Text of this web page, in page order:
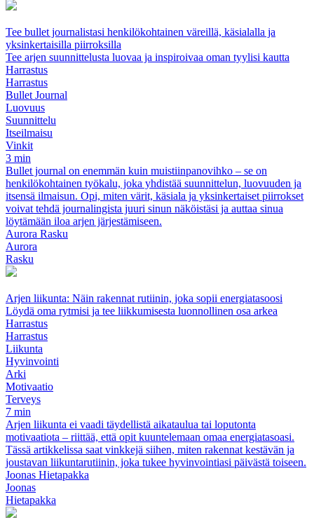
Tee bullet journalistasi henkilökohtainen väreillä, käsialalla ja
yksinkertaisilla piirroksilla
Tee arjen suunnittelusta luovaa ja inspiroivaa oman tyylisi kautta
Harrastus
Harrastus
Bullet Journal
Luovuus
Suunnittelu
Itseilmaisu
Vinkit
3 min
Bullet journal on enemmän kuin muistiinpanovihko – se on
henkilökohtainen työkalu, joka yhdistää suunnittelun, luovuuden ja
itsensä ilmaisun. Opi, miten värit, käsiala ja yksinkertaiset piirrokset
voivat tehdä journalingista juuri sinun näköistäsi ja auttaa sinua
löytämään iloa arjen järjestämiseen.
Aurora Rasku
Aurora
Rasku
Arjen liikunta: Näin rakennat rutiinin, joka sopii energiatasoosi
Löydä oma rytmisi ja tee liikkumisesta luonnollinen osa arkea
Harrastus
Harrastus
Liikunta
Hyvinvointi
Arki
Motivaatio
Terveys
7 min
Arjen liikunta ei vaadi täydellistä aikataulua tai loputonta
motivaatiota – riittää, että opit kuuntelemaan omaa energiatasoasi.
Tässä artikkelissa saat vinkkejä siihen, miten rakennat kestävän ja
joustavan liikuntarutiinin, joka tukee hyvinvointiasi päivästä toiseen.
Joonas Hietapakka
Joonas
Hietapakka